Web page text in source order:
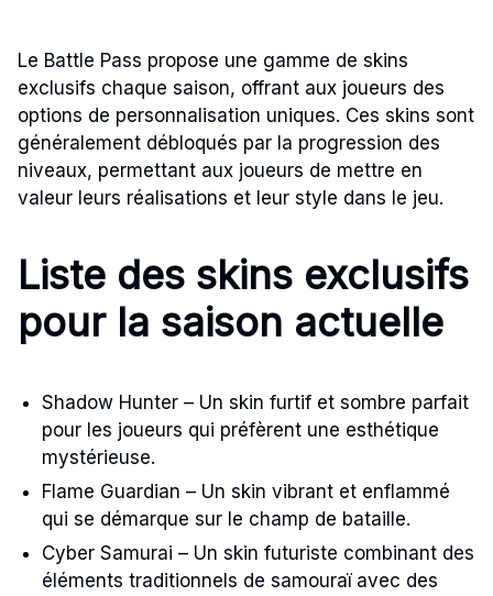
Le Battle Pass propose une gamme de skins
exclusifs chaque saison, offrant aux joueurs des
options de personnalisation uniques. Ces skins sont
généralement débloqués par la progression des
niveaux, permettant aux joueurs de mettre en
valeur leurs réalisations et leur style dans le jeu.
Liste des skins exclusifs
pour la saison actuelle
Shadow Hunter – Un skin furtif et sombre parfait
pour les joueurs qui préfèrent une esthétique
mystérieuse.
Flame Guardian – Un skin vibrant et enflammé
qui se démarque sur le champ de bataille.
Cyber Samurai – Un skin futuriste combinant des
éléments traditionnels de samouraï avec des